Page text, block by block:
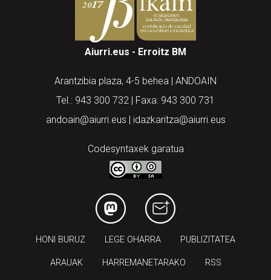
Aiurri.eus - Erroitz BM
Arantzibia plaza, 4-5 behea | ANDOAIN
Tel.: 943 300 732 | Faxa: 943 300 731
andoain@aiurri.eus | idazkaritza@aiurri.eus
Codesyntaxek garatua
HONI BURUZ LEGE OHARRA PUBLIZITATEA
ARAUAK HARREMANETARAKO RSS